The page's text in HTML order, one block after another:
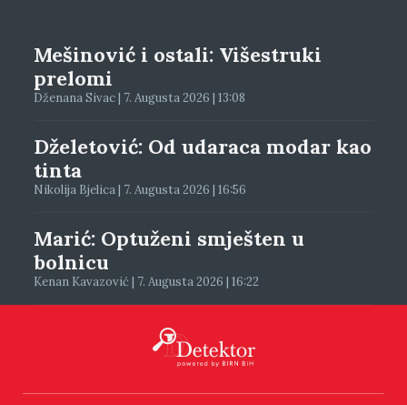
Mešinović i ostali: Višestruki
prelomi
Dženana Sivac | 7. Augusta 2026 | 13:08
Dželetović: Od udaraca modar kao
tinta
Nikolija Bjelica | 7. Augusta 2026 | 16:56
Marić: Optuženi smješten u
bolnicu
Kenan Kavazović | 7. Augusta 2026 | 16:22